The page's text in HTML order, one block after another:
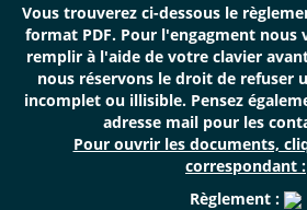
Vous trouverez ci-dessous le
format PDF. Pour l'engagment nous
remplir à l'aide de votre clavier
nous réservons le droit de refuser
incomplet ou illisible. Pensez
adresse mail pour les
Pour ouvrir les documents,
correspondant :
Règlement :